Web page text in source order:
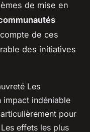
de mise en
de ces
des initiatives
Les
indéniable
pour
effets les plus